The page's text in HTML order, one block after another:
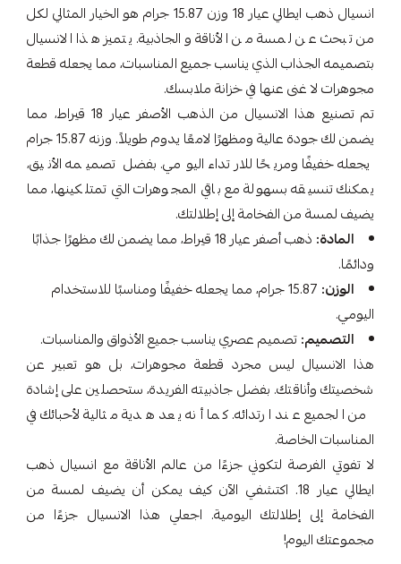
انسيال ذهب ايطالي عيار 18 وزن 15.87 جرام هو الخيار المثالي لكل
من تبحث عن لمسة من الأناقة والجاذبية. يتميز هذا الانسيال
بتصميمه الجذاب الذي يناسب جميع المناسبات، مما يجعله قطعة
مجوهرات لا غنى عنها في خزانة ملابسك.
تم تصنيع هذا الانسيال من الذهب الأصفر عيار 18 قيراط، مما
يضمن لك جودة عالية ومظهرًا لامعًا يدوم طويلاً. وزنه 15.87 جرام
يجعله خفيفًا ومريحًا للارتداء اليومي. بفضل تصميمه الأنيق،
يمكنك تنسيقه بسهولة مع باقي المجوهرات التي تمتلكينها، مما
يضيف لمسة من الفخامة إلى إطلالتك.
المادة:
ذهب أصفر عيار 18 قيراط، مما يضمن لك مظهرًا جذابًا
ودائمًا.
الوزن:
15.87 جرام، مما يجعله خفيفًا ومناسبًا للاستخدام
اليومي.
التصميم:تصميم عصري يناسب جميع الأذواق والمناسبات.
هذا الانسيال ليس مجرد قطعة مجوهرات، بل هو تعبير عن
شخصيتك وأناقتك. بفضل جاذبيته الفريدة، ستحصلين على إشادة
من الجميع عند ارتدائه. كما أنه يعد هدية مثالية لأحبائك في
المناسبات الخاصة.
لا تفوتي الفرصة لتكوني جزءًا من عالم الأناقة مع انسيال ذهب
ايطالي عيار 18. اكتشفي الآن كيف يمكن أن يضيف لمسة من
الفخامة إلى إطلالتك اليومية. اجعلي هذا الانسيال جزءًا من
مجموعتك اليوم!